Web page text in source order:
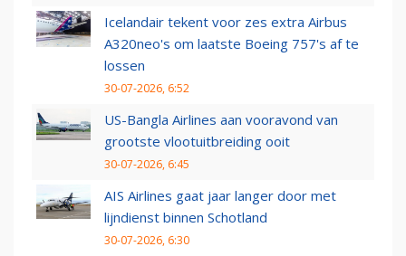
Icelandair tekent voor zes extra Airbus
A320neo's om laatste Boeing 757's af te
lossen
30-07-2026, 6:52
US-Bangla Airlines aan vooravond van
grootste vlootuitbreiding ooit
30-07-2026, 6:45
AIS Airlines gaat jaar langer door met
lijndienst binnen Schotland
30-07-2026, 6:30